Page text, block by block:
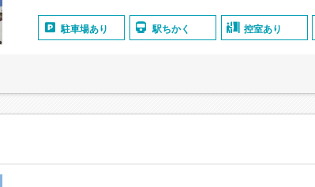
駐車場あり 駅ちかく 控室あり